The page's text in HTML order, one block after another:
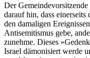
Der
darauf hin, dass
den damaligen
Antisemitismus gebe,
zunehme. Dieses
Israel dämonisiert werde